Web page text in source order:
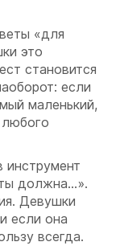
«для
это
становится
если
маленький,
инструмент
должна…».
Девушки
если она
всегда.